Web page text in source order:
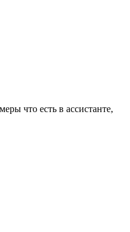
что есть в ассистанте,